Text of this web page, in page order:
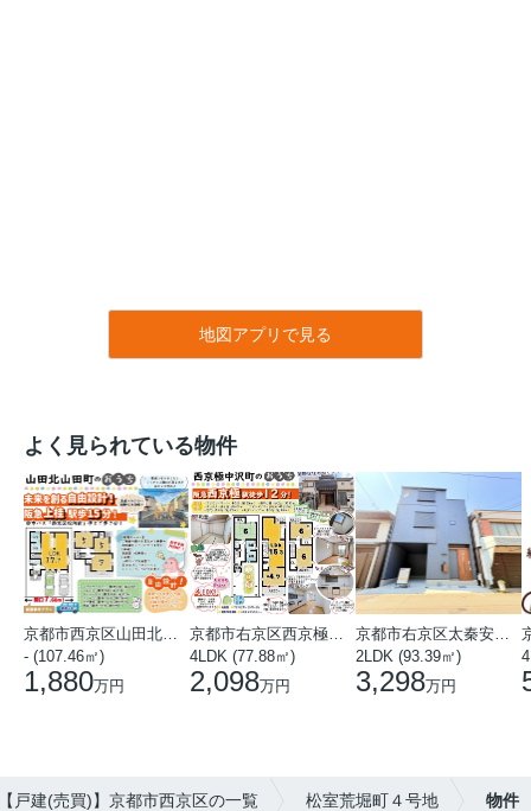
地図アプリで見る
よく見られている物件
- (107.46㎡)
1,880万円
4LDK (77.88㎡)
2,098万円
2LDK (93.39㎡)
3,298万円
戸建(売買)】京都市西京区の一覧 松室荒堀町４号地 物件